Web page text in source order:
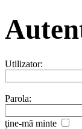
Utilizator:
Parola:
ţine-mã minte